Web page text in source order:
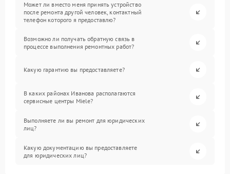
Может ли вместо меня принять устройство
после ремонта другой человек, контактный
телефон которого я предоставлю?
Возможно ли получать обратную связь в
процессе выполнения ремонтных работ?
Какую гарантию вы предоставляете?
В каких районах Иванова располагаются
сервисные центры Miele?
Выполняете ли вы ремонт для юридических
лиц?
Какую документацию вы предоставляете
для юридических лиц?